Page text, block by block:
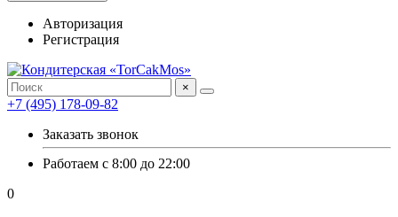
Авторизация
Регистрация
×
+7 (495) 178-09-82
Заказать звонок
Работаем с 8:00 до 22:00
0